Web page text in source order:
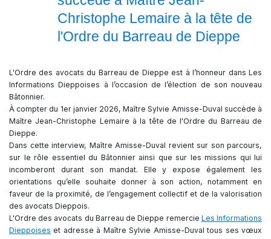
Christophe Lemaire à la tête de
l'Ordre du Barreau de Dieppe
L'Ordre des avocats du Barreau de Dieppe est à l’honneur dans Les
Informations Dieppoises à l’occasion de l’élection de son nouveau
Bâtonnier.
À compter du 1er janvier 2026, Maître Sylvie Amisse-Duval succède à
Maître Jean-Christophe Lemaire à la tête de l'Ordre du Barreau de
Dieppe.
Dans cette interview, Maître Amisse-Duval revient sur son parcours,
sur le rôle essentiel du Bâtonnier ainsi que sur les missions qui lui
incomberont durant son mandat. Elle y expose également les
orientations qu’elle souhaite donner à son action, notamment en
faveur de la proximité, de l’engagement collectif et de la valorisation
des avocats Dieppois.
L'Ordre des avocats du Barreau de Dieppe remercie Les Informations
Dieppoises et adresse à Maître Sylvie Amisse-Duval tous ses vœux